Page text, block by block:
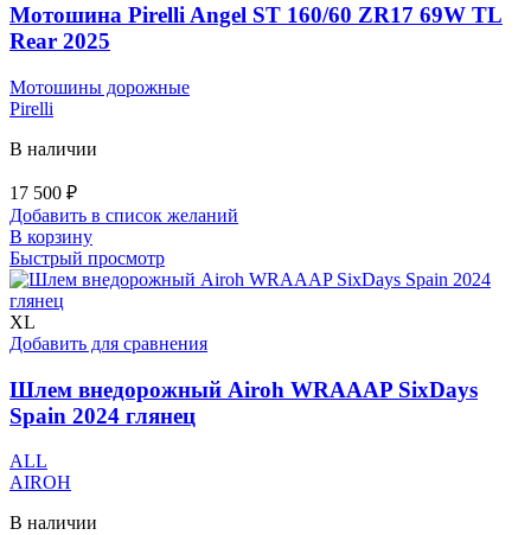
Мотошина Pirelli Angel ST 160/60 ZR17 69W TL
Rear 2025
Мотошины дорожные
Pirelli
В наличии
17 500 ₽
Добавить в список желаний
В корзину
Быстрый просмотр
XL
Добавить для сравнения
Шлем внедорожный Airoh WRAAAP SixDays
Spain 2024 глянец
ALL
AIROH
В наличии